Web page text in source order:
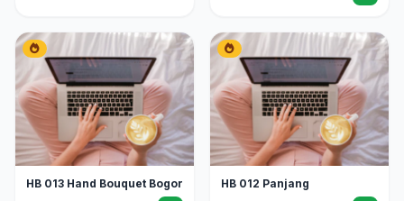
HB 013 Hand Bouquet Bogor
HB 012 Panjang